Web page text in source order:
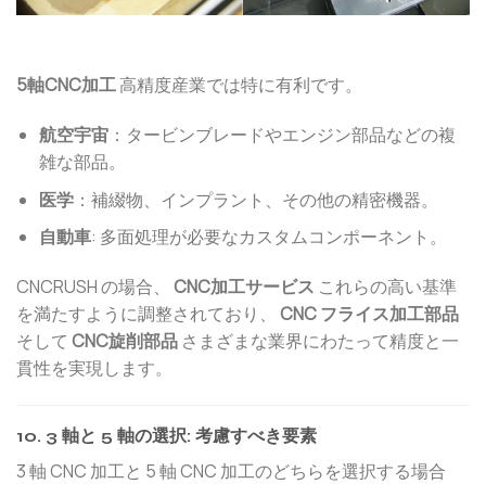
5軸CNC加工高精度産業では特に有利です。
航空宇宙：タービンブレードやエンジン部品などの複
雑な部品。
医学：補綴物、インプラント、その他の精密機器。
自動車: 多面処理が必要なカスタムコンポーネント。
CNCRUSH の場合、 CNC加工サービス これらの高い基準
を満たすように調整されており、 CNC フライス加工部品
そして CNC旋削部品 さまざまな業界にわたって精度と一
貫性を実現します。
10. 3 軸と 5 軸の選択: 考慮すべき要素
3 軸 CNC 加工と 5 軸 CNC 加工のどちらを選択する場合